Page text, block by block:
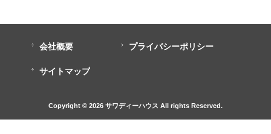
会社概要 プライバシーポリシー
サイトマップ
Copyright © 2026 サワディーハウス All rights Reserved.